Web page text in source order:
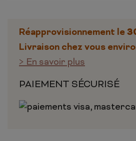
Réapprovisionnement le
Livraison chez vous
> En savoir plus
PAIEMENT SÉCURISÉ